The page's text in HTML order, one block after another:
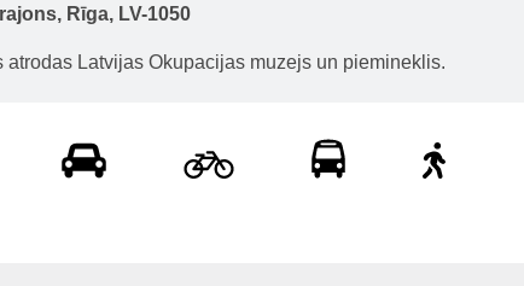
Rīga, LV-1050
Latvijas Okupacijas muzejs un piemineklis.